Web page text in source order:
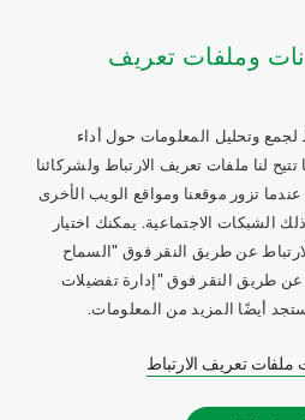
وملفات تعريف
وتحليل المعلومات حول أداء
لنا ملفات تعريف الارتباط ولشركائنا
تزور موقعنا ومواقع الويب الأخرى
الشبكات الاجتماعية. يمكنك اختيار
عن طريق النقر فوق "السماح
عن طريق النقر فوق "إدارة تفضيلات
أيضًا المزيد من المعلومات.
ملفات تعريف الارتباط